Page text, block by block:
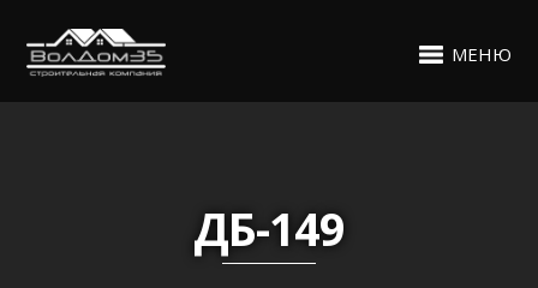
МЕНЮ
ДБ-149